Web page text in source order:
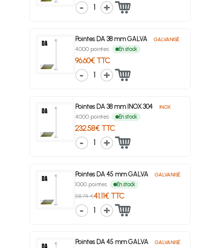
1
Pointes DA 38 mm GALVA GALVANISÉ
4000 pointes En stock
96.60€ TTC
1
Pointes DA 38 mm INOX 304 INOX
4000 pointes En stock
232.58€ TTC
1
Pointes DA 45 mm GALVA GALVANISÉ
1000 pointes En stock
58.74 €41.11€ TTC
1
Pointes DA 45 mm GALVA GALVANISÉ